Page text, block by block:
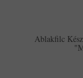
Ablakfilc